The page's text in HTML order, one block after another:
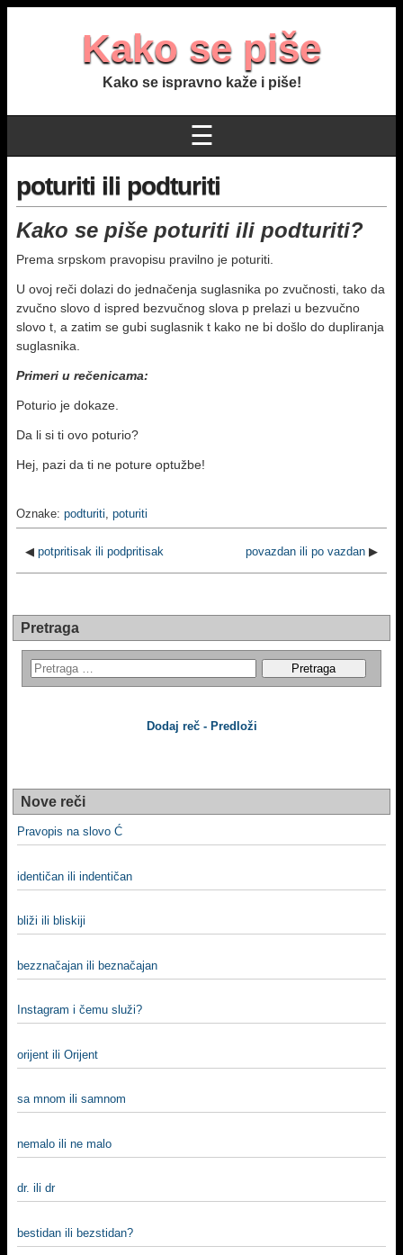
Kako se piše
Kako se ispravno kaže i piše!
☰
poturiti ili podturiti
Kako se piše poturiti ili podturiti?
Prema srpskom pravopisu pravilno je poturiti.
U ovoj reči dolazi do jednačenja suglasnika po zvučnosti, tako da
zvučno slovo d ispred bezvučnog slova p prelazi u bezvučno
slovo t, a zatim se gubi suglasnik t kako ne bi došlo do dupliranja
suglasnika.
Primeri u rečenicama:
Poturio je dokaze.
Da li si ti ovo poturio?
Hej, pazi da ti ne poture optužbe!
Oznake: podturiti, poturiti
◀ potpritisak ili podpritisak povazdan ili po vazdan ▶
Pretraga
Dodaj reč - Predloži
Nove reči
Pravopis na slovo Ć
identičan ili indentičan
bliži ili bliskiji
bezznačajan ili beznačajan
Instagram i čemu služi?
orijent ili Orijent
sa mnom ili samnom
nemalo ili ne malo
dr. ili dr
bestidan ili bezstidan?